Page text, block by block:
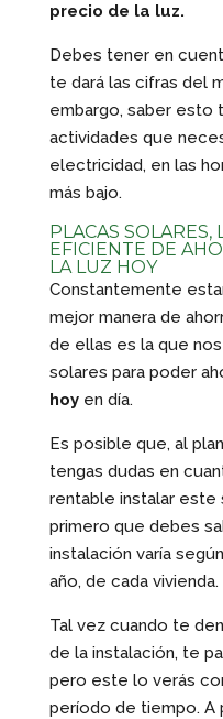
precio de la luz.
Debes tener en
te dará las cifras del
embargo, saber esto
actividades que
electricidad, en las
más bajo.
PLACAS SOLARES,
EFICIENTE DE
LA LUZ HOY
Constantemente
mejor manera de
de ellas es la que
solares para poder
hoyen día.
Es posible que, al
tengas dudas en
rentable instalar este
primero que debes
instalación varía
año, de cada vivienda.
Tal vez cuando te
de la instalación, te
pero este lo verás
período de tiempo. A